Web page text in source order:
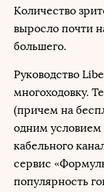
Количество
выросло почти
большего.
Руководство
многоходовку.
(причем на
одним условием
кабельного
сервис
популярность